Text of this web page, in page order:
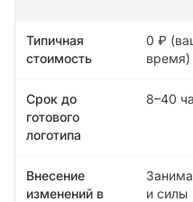
Типичная
стоимость
0 ₽
время)
Срок до
готового
логотипа
8–40
Внесение
изменений в
и силы